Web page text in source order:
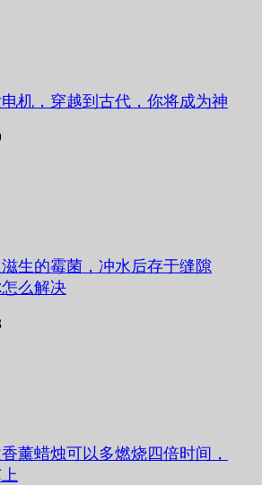
机，穿越到古代，你将成为神
生的霉菌，冲水后存于缝隙
么解决
薰蜡烛可以多燃烧四倍时间，